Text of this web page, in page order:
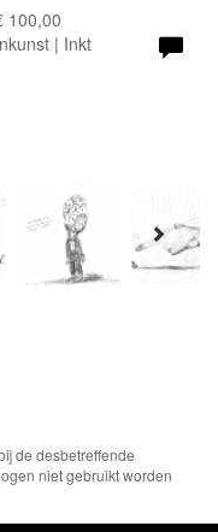
100,00
| Inkt
de desbetreffende
niet gebruikt worden